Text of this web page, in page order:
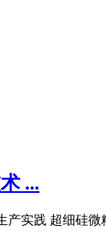
...
实践 超细硅